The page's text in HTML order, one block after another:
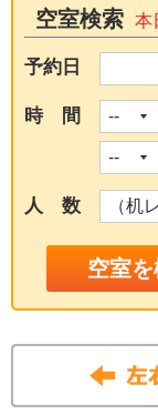
空室検索 本
予約日
時 間
人 数